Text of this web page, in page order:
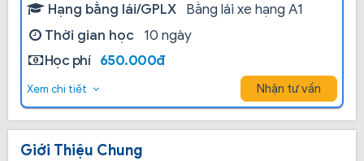
Hạng bằng lái/GPLX
Bằng lái xe hạng A1
Thời gian học
10 ngày
Học phí
650.000đ
Xem chi tiết Nhận tư vấn
Giới Thiệu Chung